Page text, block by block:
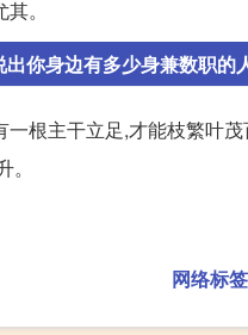
。
你身边有多少身兼数职的
一根主干立足,才能枝繁叶
网络标签